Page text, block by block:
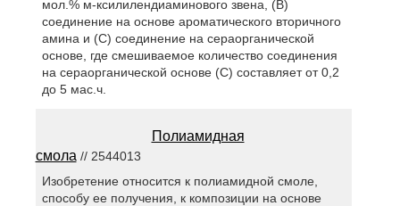
мол.% м-ксилилендиаминового звена, (В)
соединение на основе ароматического вторичного
амина и (С) соединение на сераорганической
основе, где смешиваемое количество соединения
на сераорганической основе (С) составляет от 0,2
до 5 мас.ч.
Полиамидная
смола// 2544013
Изобретение относится к полиамидной смоле,
способу ее получения, к композиции на основе